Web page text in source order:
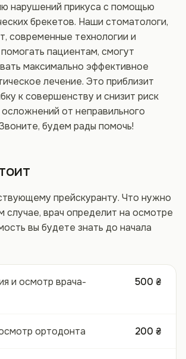
нарушений прикуса с помощью
брекетов. Наши стоматологи,
современные технологии и
пациентам, смогут
максимально эффективное
лечение. Это приблизит
к совершенству и снизит риск
осложнений от неправильного
будем рады помочь!
прейскуранту. Что нужно
случае, врач определит на осмотре
вы будете знать до начала
и осмотр врача-
500 ₴
ортодонта 200 ₴